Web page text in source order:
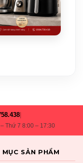
Thứ 7 8:00 – 17:30
MỤC SẢN PHẨM